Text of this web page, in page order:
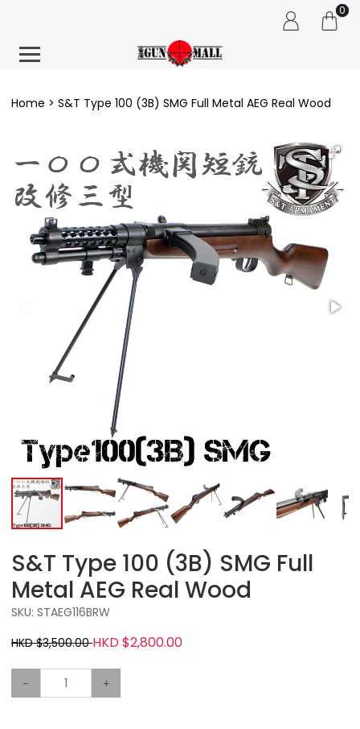
0
Home S&T Type 100 (3B) SMG Full Metal AEG Real Wood
S&T Type 100 (3B) SMG Full
Metal AEG Real Wood
SKU: STAEG116BRW
HKD $3,500.00HKD $2,800.00
- +